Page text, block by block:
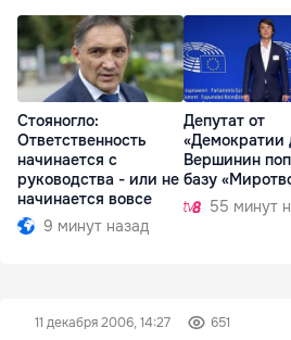
Стояногло:
Ответственность
начинается с
руководства - или не
начинается вовсе
9 минут назад
Депутат от
«Демократии
Вершинин
базу
55 минут
11 декабря 2006, 14:27 651